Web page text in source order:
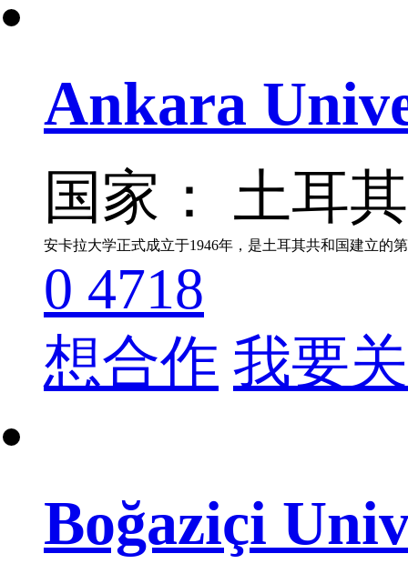
Ankara
国家： 土耳
安卡拉大学正式成立于1946年，是土耳其共和国建立的
0 4718
想合作 我要
Boğaziçi